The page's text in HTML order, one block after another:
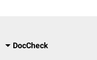
DocCheck